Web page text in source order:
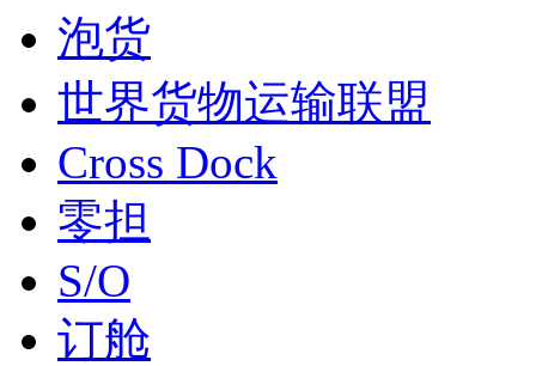
泡货
世界货物运输联盟
Cross Dock
零担
S/O
订舱